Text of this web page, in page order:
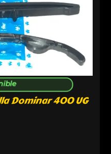
Dominar 400 UG